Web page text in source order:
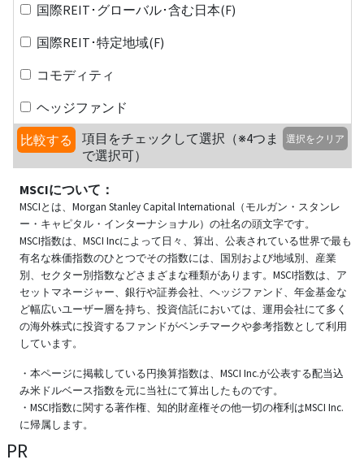
国際REIT･グローバル･含む日本(F)
国際REIT･特定地域(F)
コモディティ
ヘッジファンド
比較する
項目をチェックして選択（※4つま
で選択可）
選択をクリア
MSCIについて：
MSCIとは、Morgan Stanley Capital International（モルガン・スタンレ
ー・キャピタル・インターナショナル）の社名の頭文字です。
MSCI指数は、MSCI Incによって日々、算出、公表されている世界で最も
有名な株価指数のひとつでその指数には、国別および地域別、産業
別、セクター別指数などさまざまな種類があります。MSCI指数は、ア
セットマネージャー、銀行や証券会社、ヘッジファンド、年金基金な
ど幅広いユーザー層を持ち、投資信託においては、運用会社にて多く
の海外株式に投資するファンドがベンチマークや参考指数として利用
しています。
・本ページに掲載している円換算指数は、MSCI Inc.が公表する配当込
み米ドルベース指数を元に当社にて算出したものです。
・MSCI指数に関する著作権、知的財産権その他一切の権利はMSCI Inc.
に帰属します。
PR